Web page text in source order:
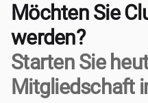
Möchten Sie
werden?
Starten Sie
Mitgliedschaft